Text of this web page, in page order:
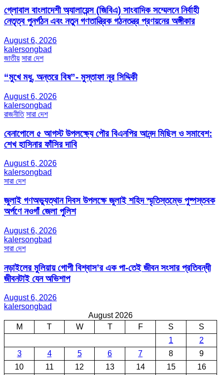
গ্লোবাল বাংলাদেশী অ্যালায়েন্স (জিবিএ) সাংবাদিক সম্মেলনে নির্বাহী
নেতৃত্ব পুনর্গঠন এবং নতুন গণতান্ত্রিক গঠনতন্ত্র প্রণয়নের অঙ্গীকার
August 6, 2026
kalersongbad
জাতীয় সারা দেশ
“মুখে মধু, অন্তরে বিষ”- মুস্তাফা নূর সিদ্দিকী
August 6, 2026
kalersongbad
রাজনীতি সারা দেশ
বেনাপোলে ৫ আগস্ট উপলক্ষ্যে পৌর বিএনপির আনন্দ মিছিল ও সমাবেশ:
শেখ হাসিনার ফাঁসির দাবি
August 6, 2026
kalersongbad
সারা দেশ
জুলাই গণঅভ্যুত্থান দিবস উপলক্ষে জুলাই শহিদ স্মৃতিস্তম্ভে পুষ্পস্তবক
অর্পণে নওগাঁ জেলা পুলিশ
August 6, 2026
kalersongbad
সারা দেশ
নড়াইলের মুলিয়ায় গোপী বিশ্বাস’র এক পা-তেই জীবন সংসার প্রতিবন্ধী
জীবনটাই যেন অভিশাপ
August 6, 2026
kalersongbad
August 2026
M
T W T F S
S
1
2
3
4 5 6 7 8
9
10
11 12 13 14 15 16